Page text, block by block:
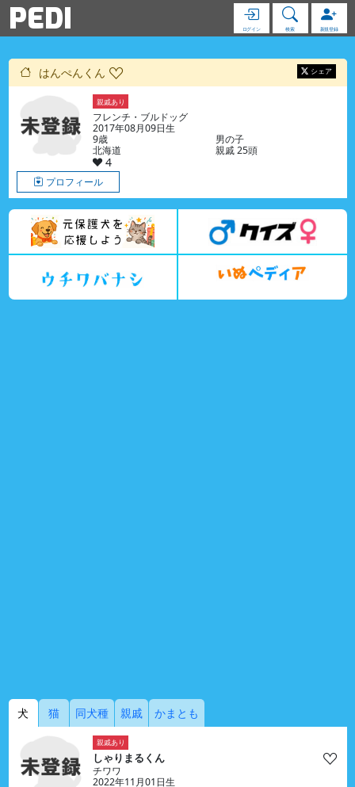
PEDI ログイン 検索 新規登録
はんぺんくん シェア
親戚あり
フレンチ・ブルドッグ
2017年08月09日生
9歳
男の子
北海道
親戚 25頭
4
プロフィール
犬 猫 同犬種 親戚 かまとも
親戚あり
しゃりまるくん
チワワ
2022年11月01日生